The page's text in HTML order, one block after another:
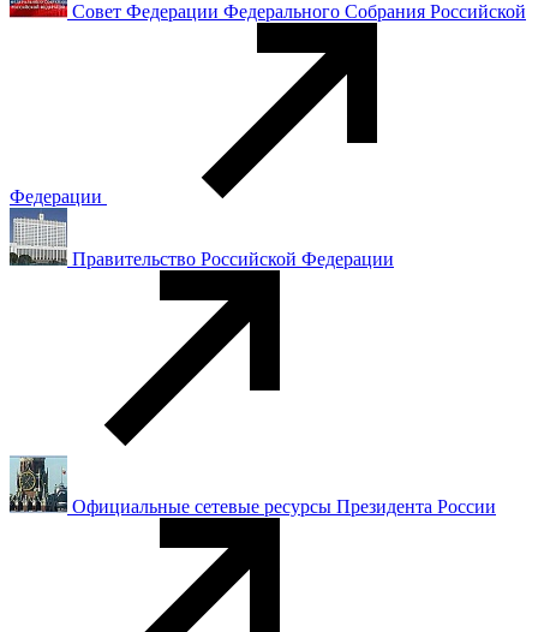
Совет Федерации Федерального Собрания Российской
Федерации
Правительство Российской Федерации
Официальные сетевые ресурсы Президента России